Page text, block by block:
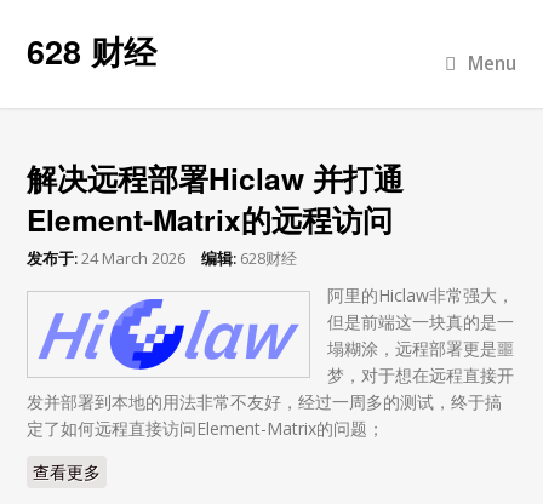
628 财经 Menu
解决远程部署Hiclaw 并打通
Element-Matrix的远程访问
发布于:24 March 2026 编辑: 628财经
阿里的Hiclaw非常强大，
但是前端这一块真的是一
塌糊涂，远程部署更是噩
梦，对于想在远程直接开
发并部署到本地的用法非常不友好，经过一周多的测试，终于搞
定了如何远程直接访问Element-Matrix的问题；
查看更多